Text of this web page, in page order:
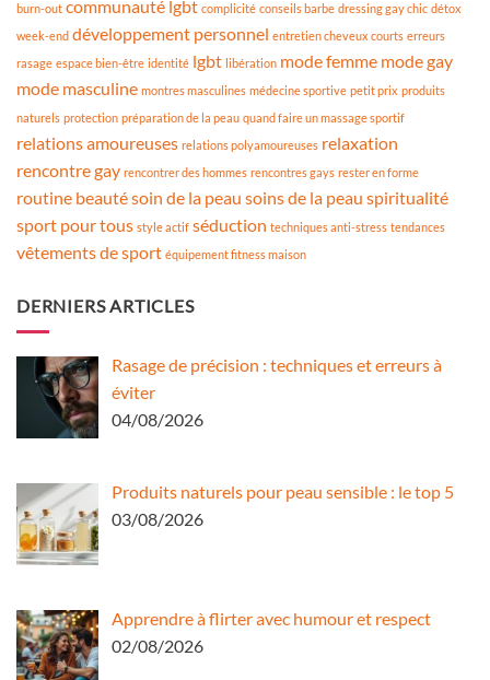
burn-out communauté lgbt complicité conseils barbe dressing gay chic détox
week-end développement personnel entretien cheveux courts erreurs
rasage espace bien-être identité lgbt libération mode femme mode gay
mode masculine montres masculines médecine sportive petit prix produits
naturels protection préparation de la peau quand faire un massage sportif
relations amoureuses relations polyamoureuses relaxation
rencontre gay rencontrer des hommes rencontres gays rester en forme
routine beautésoin de la peau soins de la peau spiritualité
sport pour tous style actif séduction techniques anti-stress tendances
vêtements de sport équipement fitness maison
DERNIERS ARTICLES
Rasage de précision : techniques et erreurs à
éviter
04/08/2026
Produits naturels pour peau sensible : le top 5
03/08/2026
Apprendre à flirter avec humour et respect
02/08/2026